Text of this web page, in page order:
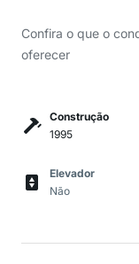
Confira o que o
oferecer
Construção
1995
Elevador
Não